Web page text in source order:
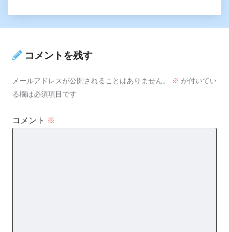
コメントを残す
メールアドレスが公開されることはありません。 ※ が付いてい
る欄は必須項目です
コメント ※